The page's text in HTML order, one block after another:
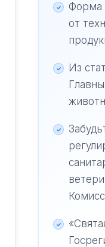
Форма
от
Из